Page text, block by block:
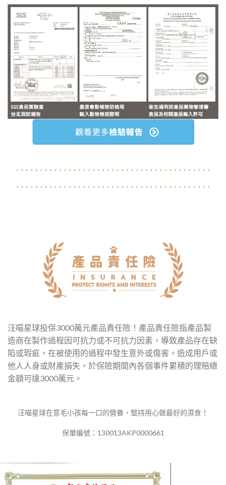
汪喵星球投保3000萬元產品責任險！產品責任險指產品製
造商在製作過程因可抗力或不可抗力因素，導致產品存在缺
陷或瑕疵，在被使用的過程中發生意外或傷害，造成用戶或
他人人身或財產損失，於保險期間內各個事件累積的理賠總
金額可達3000萬元。
汪喵星球在意毛小孩每一口的營養，堅持用心做最好的濕食！
保單編號：130013AKP0000661